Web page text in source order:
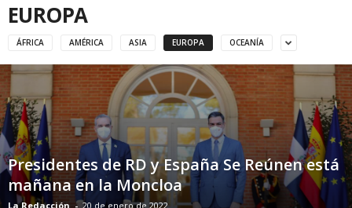
EUROPA
ÁFRICA AMÉRICA ASIA EUROPA OCEANÍA
Presidentes de RD y España Se Reúnen está
mañana en la Moncloa
La Redacción - 20 de enero de 2022